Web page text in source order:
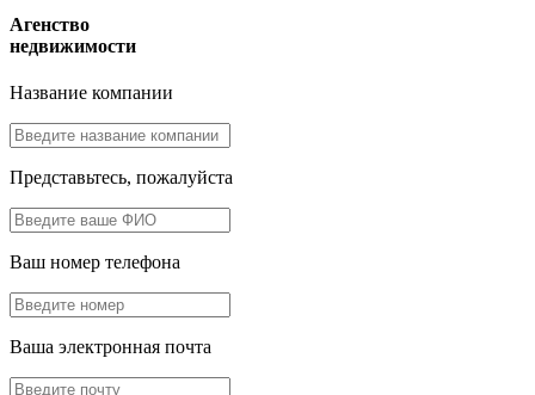
Агенство
недвижимости
Название компании
Представьтесь, пожалуйста
Ваш номер телефона
Ваша электронная почта